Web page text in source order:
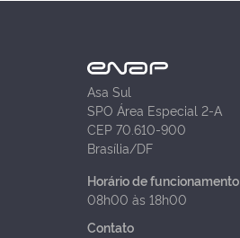
Asa Sul
SPO Área Especial 2-A
CEP 70.610-900
Brasília/DF
Horário de funcionamento
08h00 às 18h00
Contato